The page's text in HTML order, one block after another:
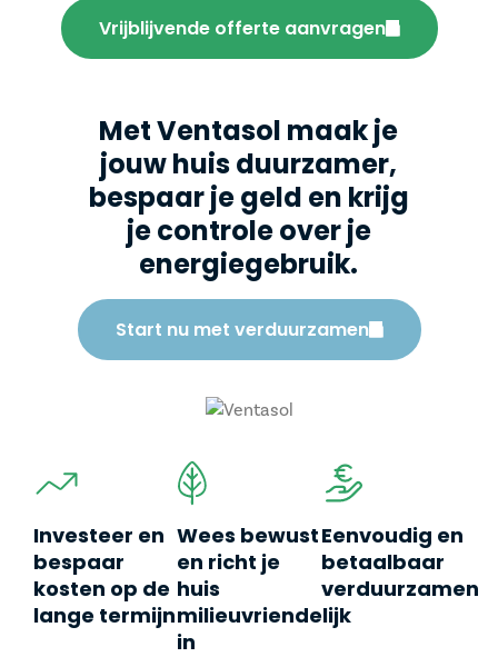
Vrijblijvende offerte aanvragen
Met Ventasol maak je
jouw huis duurzamer,
bespaar je geld en krijg
je controle over je
energiegebruik.
Start nu met verduurzamen
Investeer en
bespaar
kosten op de
lange termijn
Wees bewust
en richt je
huis
milieuvriendelijk
in
Eenvoudig en
betaalbaar
verduurzamen